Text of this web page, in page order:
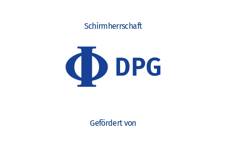
Schirmherrschaft
Gefördert von